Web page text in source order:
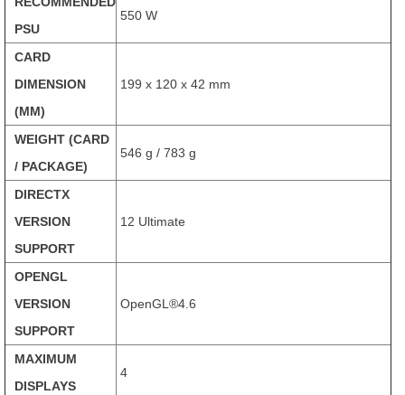
PSU
550 W
CARD
DIMENSION
(MM)
199 x 120 x 42 mm
WEIGHT (CARD
/ PACKAGE)
546 g / 783 g
DIRECTX
VERSION
SUPPORT
12 Ultimate
OPENGL
VERSION
SUPPORT
OpenGL®4.6
MAXIMUM
DISPLAYS
4